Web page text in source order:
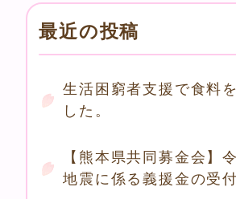
最近の投稿
生活困窮者支援で食料
した。
【熊本県共同募金会】
地震に係る義援金の受